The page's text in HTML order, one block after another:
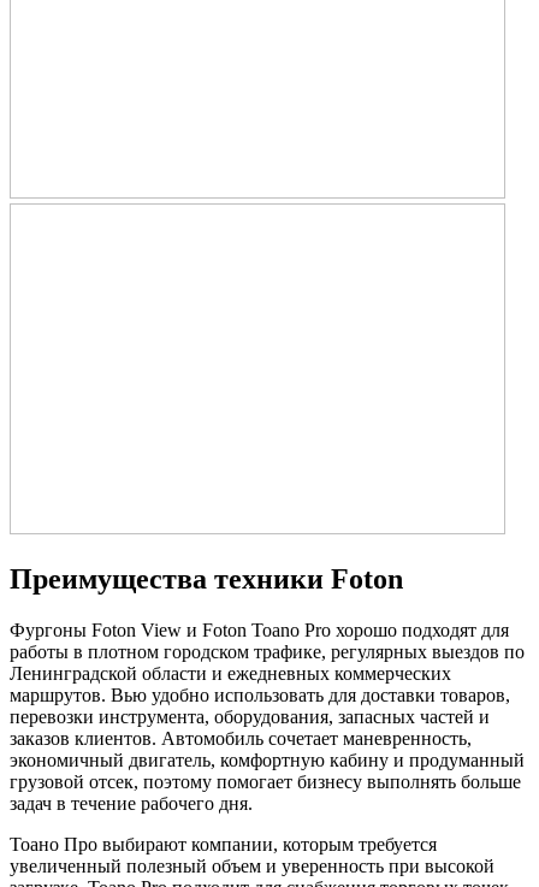
Преимущества техники Foton
Фургоны Foton View и Foton Toano Pro хорошо подходят для
работы в плотном городском трафике, регулярных выездов по
Ленинградской области и ежедневных коммерческих
маршрутов. Вью удобно использовать для доставки товаров,
перевозки инструмента, оборудования, запасных частей и
заказов клиентов. Автомобиль сочетает маневренность,
экономичный двигатель, комфортную кабину и продуманный
грузовой отсек, поэтому помогает бизнесу выполнять больше
задач в течение рабочего дня.
Тоано Про выбирают компании, которым требуется
увеличенный полезный объем и уверенность при высокой